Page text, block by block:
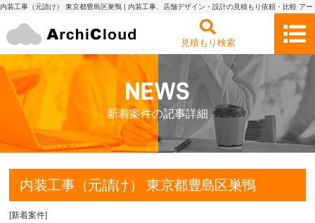
内装工事（元請け） 東京都豊島区巣鴨 | 内装工事、店舗デザイン・設計の見積もり依頼・比較 アー
見積もり検索
新着案件の記事詳細
内装工事（元請け） 東京都豊島区巣鴨
[新着案件]